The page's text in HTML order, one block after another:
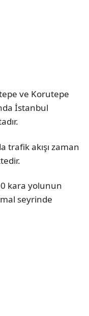
ve Korutepe
İstanbul
trafik akışı zaman
kara yolunun
seyrinde